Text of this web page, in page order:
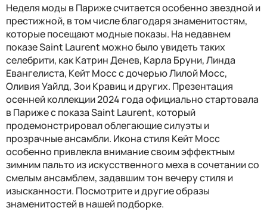
Неделя моды в Париже считается особенно звездной и
престижной, в том числе благодаря знаменитостям,
которые посещают модные показы. На недавнем
показе Saint Laurent можно было увидеть таких
селебрити, как Катрин Денев, Карла Бруни, Линда
Евангелиста, Кейт Мосс с дочерью Лилой Мосс,
Оливия Уайлд, Зои Кравиц и других. Презентация
осенней коллекции 2024 года официально стартовала
в Париже с показа Saint Laurent, который
продемонстрировал облегающие силуэты и
прозрачные ансамбли. Икона стиля Кейт Мосс
особенно привлекла внимание своим эффектным
зимним пальто из искусственного меха в сочетании со
смелым ансамблем, задавшим тон вечеру стиля и
изысканности. Посмотрите и другие образы
знаменитостей в нашей подборке.